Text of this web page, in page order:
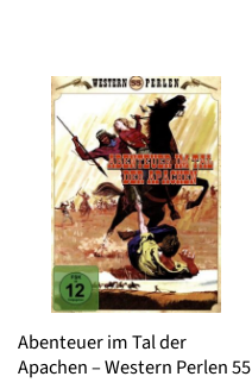
Abenteuer im Tal der
Apachen – Western Perlen 55